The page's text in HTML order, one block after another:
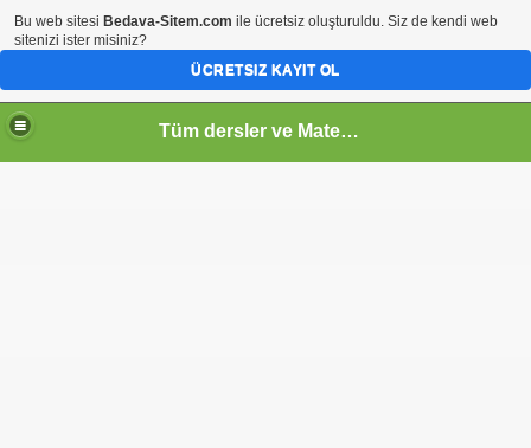
Tüm dersler ve Matematik
Bu web sitesi Bedava-Sitem.com ile ücretsiz oluşturuldu. Siz de kendi web
sitenizi ister misiniz?
ÜCRETSIZ KAYIT OL